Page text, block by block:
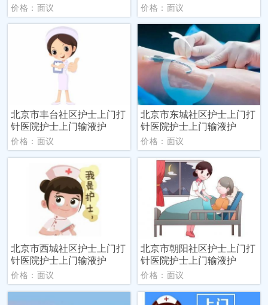
价格：面议 价格：面议
北京市丰台社区护士上门打
针医院护士上门输液护
价格：面议
北京市东城社区护士上门打
针医院护士上门输液护
价格：面议
北京市西城社区护士上门打
针医院护士上门输液护
价格：面议
北京市朝阳社区护士上门打
针医院护士上门输液护
价格：面议